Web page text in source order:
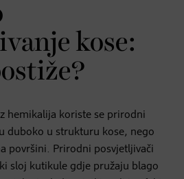
kose:
hemikalija koriste se prirodni
duboko u strukturu kose, nego
površini. Prirodni posvjetljivači
sloj kutikule gdje pružaju blago